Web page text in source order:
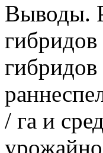
Выводы.
гибридов
/ га и